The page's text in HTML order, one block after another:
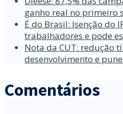
ganho real no primeiro
É do Brasil: Isenção do
trabalhadores e pode
Nota da CUT: redução
desenvolvimento e
Comentários